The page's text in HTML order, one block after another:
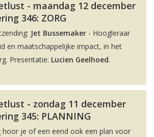
- maandag 12 december
346: ZORG
Jet Bussemaker - Hoogleraar
en maatschappelijke impact, in het
Presentatie: Lucien Geelhoed.
- zondag 11 december
345: PLANNING
hoor je of een eend ook een plan voor